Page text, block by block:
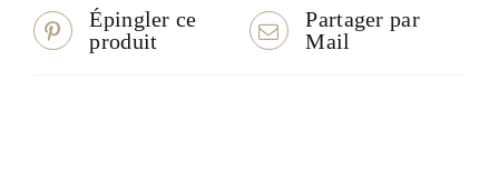
Épingler ce
produit
Partager par
Mail